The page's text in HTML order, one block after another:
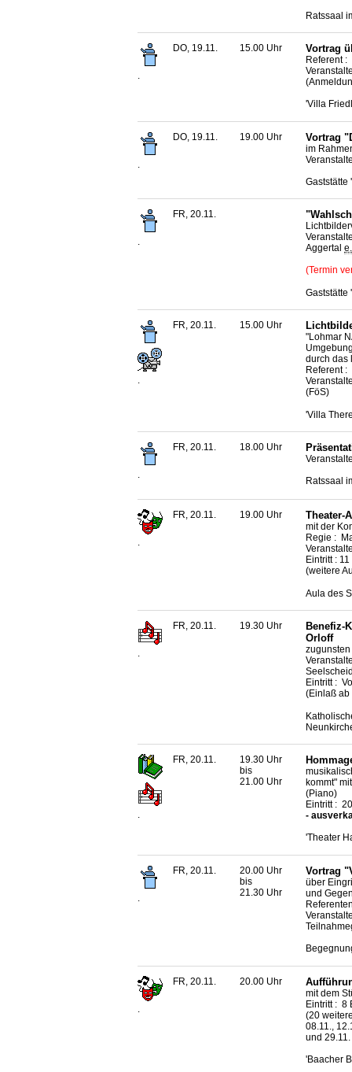
Ratssaal
.
DO, 19.11. 15.00 Uhr Vortrag
Referent :
'Villa
DO, 19.11. 19.00 Uhr Vortrag
im
Gaststätte
.
FR, 20.11.
Aggertal
(Termin
Gaststätte
.
FR, 20.11. 15.00 Uhr
"Lohmar
durch das
Referent
(FöS)
'Villa
.
FR, 20.11. 18.00 Uhr
Ratssaal
.
FR, 20.11. 19.00 Uhr Theater-
mit der
Regie :
Eintritt :
(weitere
Aula des
.
FR, 20.11. 19.30 Uhr
Benefiz-
Orloff
Eintritt :
(Einlaß ab
.
FR, 20.11.
19.30 Uhr
bis
21.00 Uhr
kommt"
(Piano)
Eintritt :
-
'Theater
FR, 20.11.
20.00 Uhr
bis
21.30 Uhr
Vortrag
über
und
FR, 20.11. 20.00 Uhr
mit dem
Eintritt : 8
(20
08.11.,
und
'Baacher